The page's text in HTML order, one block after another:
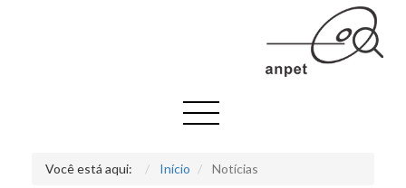
Você está aqui: Início Notícias